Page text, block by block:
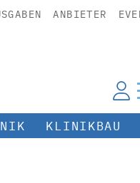
ANBIETER
KLINIKBAU